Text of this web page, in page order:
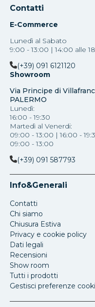
Contatti
E-Commerce
Lunedì al Sabato
9:00 - 13:00 | 14:00 alle
(+39) 091 6121120
Showroom
Via Principe di
PALERMO
Lunedì:
16:00 - 19:30
Martedì al Venerdi:
09:00 - 13:00 | 16:00 -
09:00 - 13:00
(+39) 091 587793
Info&Generali
Contatti
Chi siamo
Chiusura Estiva
Privacy e cookie policy
Dati legali
Recensioni
Show room
Tutti i prodotti
Gestisci preferenze